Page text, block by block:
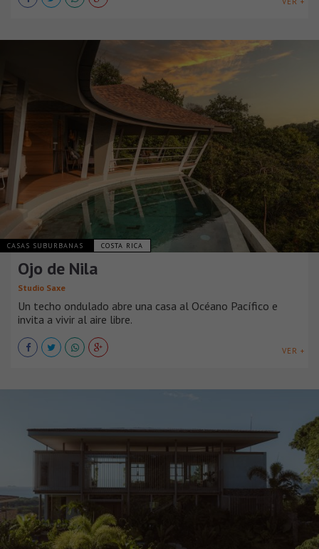
CASAS SUBURBANAS COSTA RICA
Ojo de Nila
Studio Saxe
Un techo ondulado abre una casa al Océano Pacífico e
invita a vivir al aire libre.
VER +